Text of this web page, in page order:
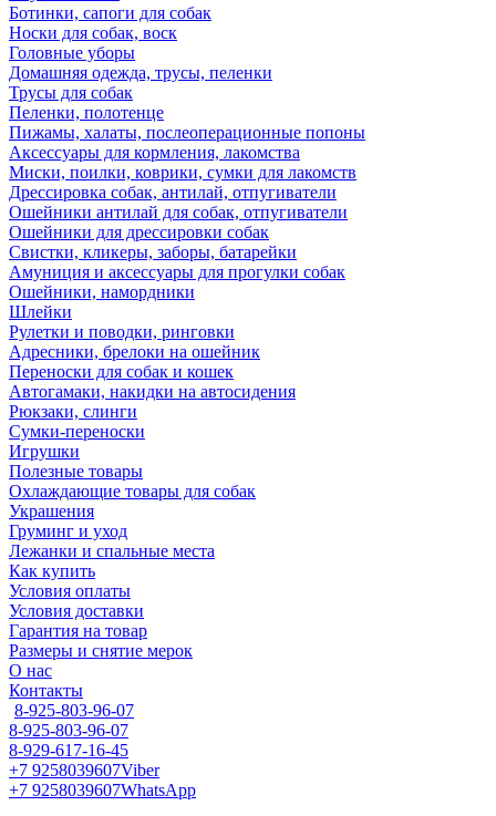
Ботинки, сапоги для собак
Носки для собак, воск
Головные уборы
Домашняя одежда, трусы, пеленки
Трусы для собак
Пеленки, полотенце
Пижамы, халаты, послеоперационные попоны
Аксессуары для кормления, лакомства
Миски, поилки, коврики, сумки для лакомств
Дрессировка собак, антилай, отпугиватели
Ошейники антилай для собак, отпугиватели
Ошейники для дрессировки собак
Свистки, кликеры, заборы, батарейки
Амуниция и аксессуары для прогулки собак
Ошейники, намордники
Шлейки
Рулетки и поводки, ринговки
Адресники, брелоки на ошейник
Переноски для собак и кошек
Автогамаки, накидки на автосидения
Рюкзаки, слинги
Сумки-переноски
Игрушки
Полезные товары
Охлаждающие товары для собак
Украшения
Груминг и уход
Лежанки и спальные места
Как купить
Условия оплаты
Условия доставки
Гарантия на товар
Размеры и снятие мерок
О нас
Контакты
8-925-803-96-07
8-925-803-96-07
8-929-617-16-45
+7 9258039607Viber
+7 9258039607WhatsApp